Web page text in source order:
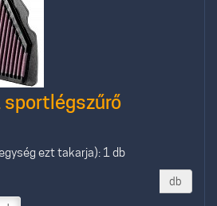
sportlégszűrő
ezt takarja): 1 db
db